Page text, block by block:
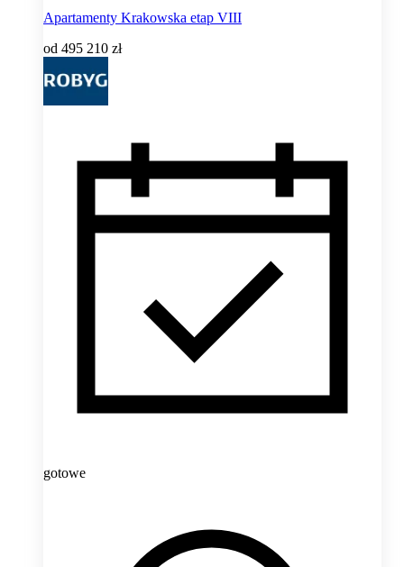
Apartamenty Krakowska etap VIII
od 495 210 zł
gotowe